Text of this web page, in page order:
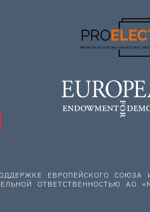
ЕВРОПЕЙСКОГО
ОТВЕТСТВЕННОСТЬЮ АО